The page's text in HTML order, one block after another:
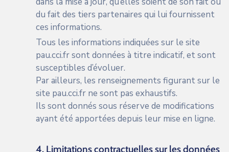
du fait des tiers partenaires qui lui fournissent
ces informations.
Tous les informations indiquées sur le site
pau.cci.frsont données à titre indicatif, et sont
susceptibles d’évoluer.
Par ailleurs, les renseignements figurant sur le
site pau.cci.fr ne sont pas exhaustifs.
Ils sont donnés sous réserve de modifications
ayant été apportées depuis leur mise en ligne.
4. Limitations contractuelles sur les données